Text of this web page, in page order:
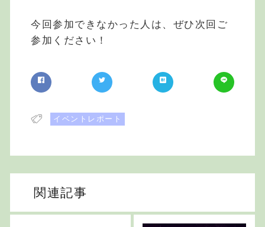
今回参加できなかった人は、ぜひ次回ご
参加ください！
イベントレポート
関連記事